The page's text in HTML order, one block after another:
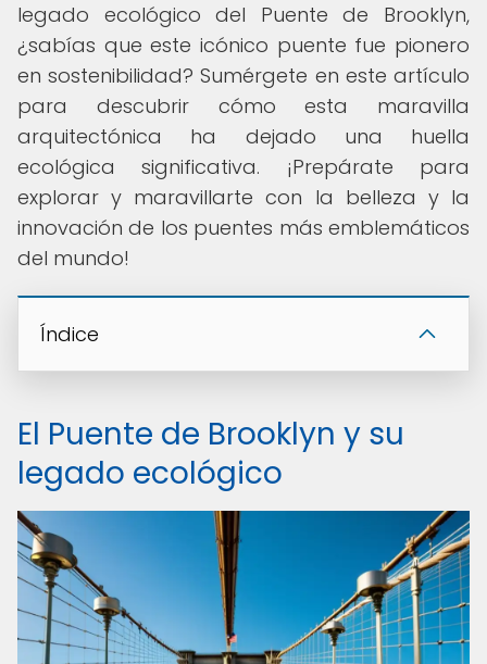
legado ecológico del Puente de Brooklyn,
¿sabías que este icónico puente fue pionero
en sostenibilidad? Sumérgete en este artículo
para descubrir cómo esta maravilla
arquitectónica ha dejado una huella
ecológica significativa. ¡Prepárate para
explorar y maravillarte con la belleza y la
innovación de los puentes más emblemáticos
del mundo!
Índice
El Puente de Brooklyn y su
legado ecológico